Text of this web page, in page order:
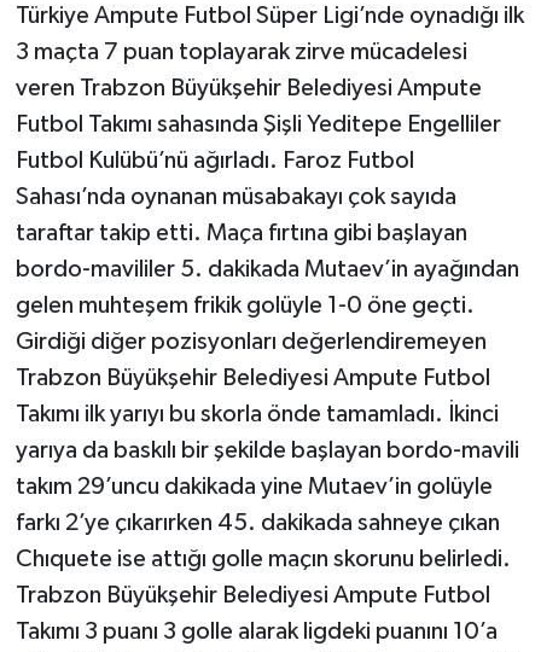
Türkiye Ampute Futbol Süper Ligi’nde oynadığı ilk
3 maçta 7 puan toplayarak zirve mücadelesi
veren Trabzon Büyükşehir Belediyesi Ampute
Futbol Takımı sahasında Şişli Yeditepe Engelliler
Futbol Kulübü’nü ağırladı. Faroz Futbol
Sahası’nda oynanan müsabakayı çok sayıda
taraftar takip etti. Maça fırtına gibi başlayan
bordo-mavililer 5. dakikada Mutaev’in ayağından
gelen muhteşem frikik golüyle 1-0 öne geçti.
Girdiği diğer pozisyonları değerlendiremeyen
Trabzon Büyükşehir Belediyesi Ampute Futbol
Takımı ilk yarıyı bu skorla önde tamamladı. İkinci
yarıya da baskılı bir şekilde başlayan bordo-mavili
takım 29’uncu dakikada yine Mutaev’in golüyle
farkı 2’ye çıkarırken 45. dakikada sahneye çıkan
Chıquete ise attığı golle maçın skorunu belirledi.
Trabzon Büyükşehir Belediyesi Ampute Futbol
Takımı 3 puanı 3 golle alarak ligdeki puanını 10’a